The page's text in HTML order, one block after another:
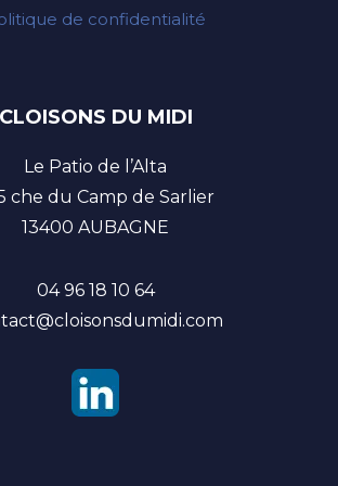
de confidentialité
CLOISONS DU MIDI
Le Patio de l’Alta
che du Camp de Sarlier
13400 AUBAGNE
04 96 18 10 64